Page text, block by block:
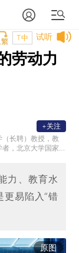
试听
T中
劳动力
长聘）教授，教
，北京大学国家
罪问题、社会变
益与成本。其学
国家自然科学基
+关注
力、教育水
更易陷入“错
原图